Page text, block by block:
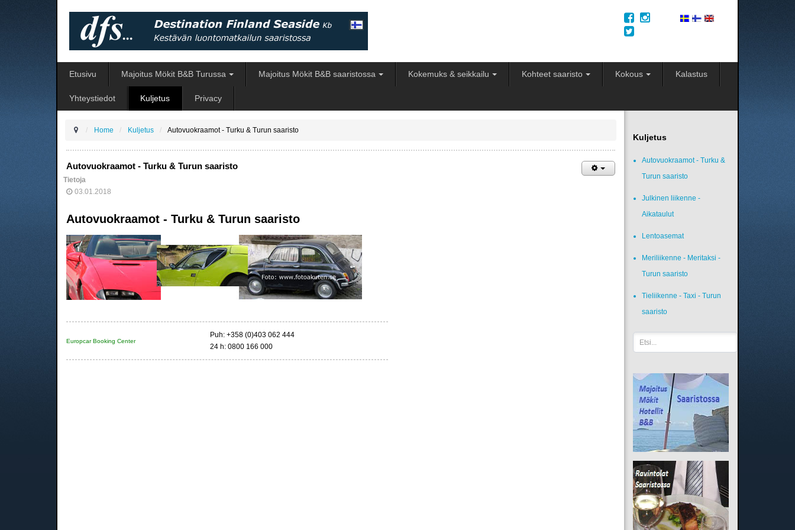
Etusivu Majoitus Mökit B&B Turussa Majoitus Mökit B&B saaristossa Kokemuks & seikkailu Kohteet saaristo Kokous Kalastus
Yhteystiedot Kuljetus Privacy
Home Kuljetus Autovuokraamot - Turku & Turun saaristo
Autovuokraamot - Turku & Turun saaristo
Tietoja
03.01.2018
Autovuokraamot - Turku & Turun saaristo
Europcar Booking Center
Puh: +358 (0)403 062 444
24 h: 0800 166 000
Kuljetus
Autovuokraamot - Turku &
Turun saaristo
Julkinen liikenne -
Aikataulut
Lentoasemat
Meriliikenne - Meritaksi -
Turun saaristo
Tieliikenne - Taxi - Turun
saaristo
Etsi...